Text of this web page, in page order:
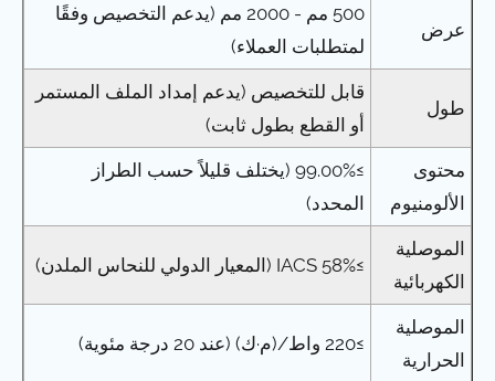
عرض
500 مم - 2000 مم (يدعم التخصيص وفقًا
لمتطلبات العملاء)
طول
قابل للتخصيص (يدعم إمداد الملف المستمر
أو القطع بطول ثابت)
محتوى
الألومنيوم
≥99.00% (يختلف قليلاً حسب الطراز
المحدد)
الموصلية
الكهربائية
≥58% IACS (المعيار الدولي للنحاس الملدن)
الموصلية
الحرارية
≥220 واط/(م·ك) (عند 20 درجة مئوية)